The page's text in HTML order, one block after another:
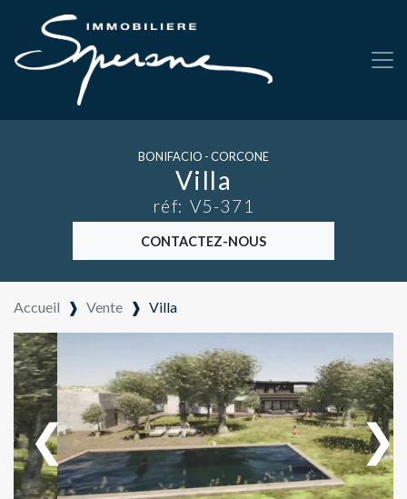
BONIFACIO - CORCONE
Villa
réf: V5-371
CONTACTEZ-NOUS
Accueil ❱ Vente ❱ Villa